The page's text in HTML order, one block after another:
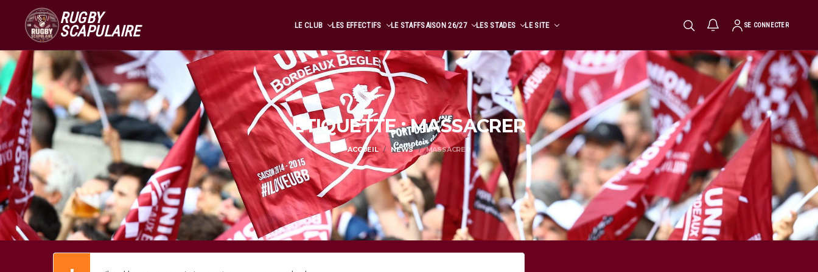
RUGBY
SCAPULAIRE LE CLUB LES EFFECTIFS LE STAFFSAISON 26/27 LES STADES LE SITE SE CONNECTER
ÉTIQUETTE : MASSACRER
ACCUEIL NEWS MASSACRER